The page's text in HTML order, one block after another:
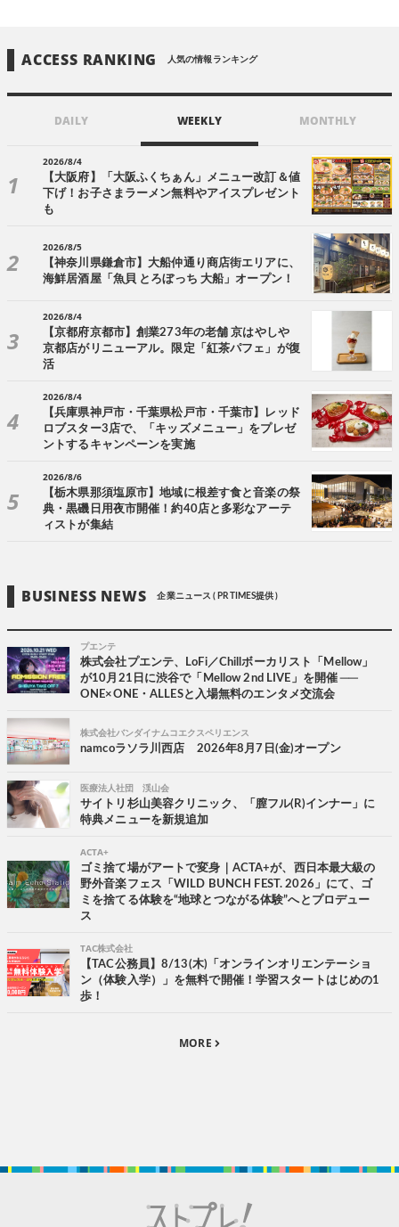
ACCESS RANKING 人気の情報ランキング
DAILY WEEKLY MONTHLY
2026/8/4
【大阪府】「大阪ふくちぁん」メニュー改訂＆値
下げ！お子さまラーメン無料やアイスプレゼント
も
2026/8/5
【神奈川県鎌倉市】大船仲通り商店街エリアに、
海鮮居酒屋「魚貝 とろぼっち 大船」オープン！
2026/8/4
【京都府京都市】創業273年の老舗 京はやしや
京都店がリニューアル。限定「紅茶パフェ」が復
活
2026/8/4
【兵庫県神戸市・千葉県松戸市・千葉市】レッド
ロブスター3店で、「キッズメニュー」をプレゼ
ントするキャンペーンを実施
2026/8/6
【栃木県那須塩原市】地域に根差す食と音楽の祭
典・黒磯日用夜市開催！約40店と多彩なアーテ
ィストが集結
BUSINESS NEWS 企業ニュース ( PR TIMES提供 )
プエンテ
株式会社プエンテ、LoFi／Chillボーカリスト「Mellow」
が10月21日に渋谷で「Mellow 2nd LIVE」を開催 ──
ONE×ONE・ALLESと入場無料のエンタメ交流会
株式会社バンダイナムコエクスペリエンス
namcoラソラ川西店 2026年8月7日(金)オープン
医療法人社団 渓山会
サイトリ杉山美容クリニック、「膣フル(R)インナー」に
特典メニューを新規追加
ACTA+
ゴミ捨て場がアートで変身｜ACTA+が、西日本最大級の
野外音楽フェス「WILD BUNCH FEST. 2026」にて、ゴ
ミを捨てる体験を“地球とつながる体験”へとプロデュー
ス
TAC株式会社
【TAC公務員】8/13(木)「オンラインオリエンテーショ
ン（体験入学）」を無料で開催！学習スタートはじめの1
歩！
MORE